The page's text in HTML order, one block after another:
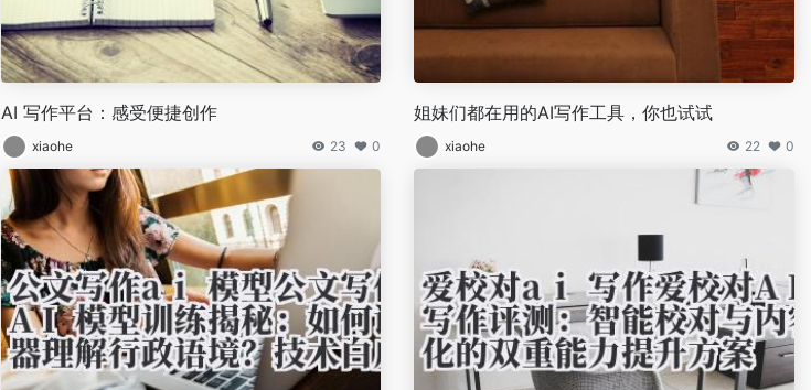
AI 写作平台：感受便捷创作
xiaohe 23 0
姐妹们都在用的AI写作工具，你也试试
xiaohe 22 0